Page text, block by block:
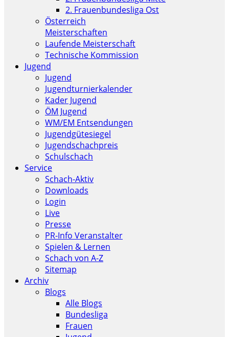
2. Frauenbundesliga Ost
Österreich
Meisterschaften
Laufende Meisterschaft
Technische Kommission
Jugend
Jugend
Jugendturnierkalender
Kader Jugend
ÖM Jugend
WM/EM Entsendungen
Jugendgütesiegel
Jugendschachpreis
Schulschach
Service
Schach-Aktiv
Downloads
Login
Live
Presse
PR-Info Veranstalter
Spielen & Lernen
Schach von A-Z
Sitemap
Archiv
Blogs
Alle Blogs
Bundesliga
Frauen